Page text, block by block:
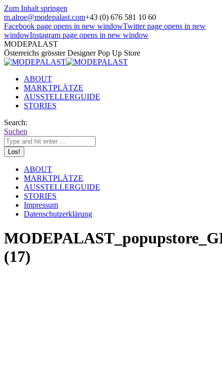
Zum Inhalt springen
m.alroe@modepalast.com+43 (0) 676 581 10 60
Facebook page opens in new windowTwitter page opens in new
windowInstagram page opens in new window
MODEPALAST
Österreichs grösster Designer Pop Up Store
ABOUT
MARKTPLÄTZE
AUSSTELLERGUIDE
STORIES
Search:
Suchen
ABOUT
MARKTPLÄTZE
AUSSTELLERGUIDE
STORIES
Impressum
Datenschutzerklärung
(17)